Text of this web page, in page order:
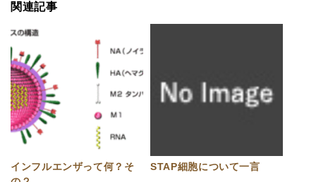
関連記事
インフルエンザって何？そ
STAP細胞について一言